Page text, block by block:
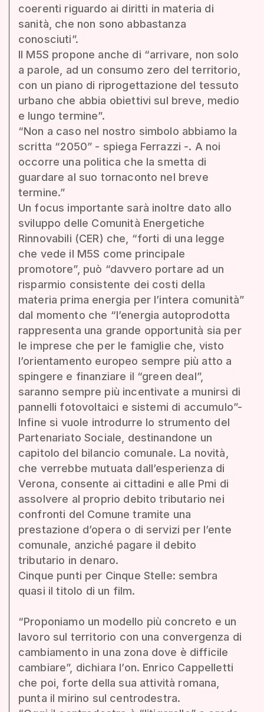
coerenti riguardo ai diritti in materia di
sanità, che non sono abbastanza
conosciuti”.
Il M5S propone anche di “arrivare, non solo
a parole, ad un consumo zero del territorio,
con un piano di riprogettazione del tessuto
urbano che abbia obiettivi sul breve, medio
e lungo termine”.
“Non a caso nel nostro simbolo abbiamo la
scritta “2050” - spiega Ferrazzi -. A noi
occorre una politica che la smetta di
guardare al suo tornaconto nel breve
termine.”
Un focus importante sarà inoltre dato allo
sviluppo delle Comunità Energetiche
Rinnovabili (CER) che, “forti di una legge
che vede il M5S come principale
promotore”, può “davvero portare ad un
risparmio consistente dei costi della
materia prima energia per l’intera comunità”
dal momento che “l’energia autoprodotta
rappresenta una grande opportunità sia per
le imprese che per le famiglie che, visto
l’orientamento europeo sempre più atto a
spingere e finanziare il “green deal”,
saranno sempre più incentivate a munirsi di
pannelli fotovoltaici e sistemi di accumulo”-
Infine si vuole introdurre lo strumento del
Partenariato Sociale, destinandone un
capitolo del bilancio comunale. La novità,
che verrebbe mutuata dall’esperienza di
Verona, consente ai cittadini e alle Pmi di
assolvere al proprio debito tributario nei
confronti del Comune tramite una
prestazione d’opera o di servizi per l’ente
comunale, anziché pagare il debito
tributario in denaro.
Cinque punti per Cinque Stelle: sembra
quasi il titolo di un film.
“Proponiamo un modello più concreto e un
lavoro sul territorio con una convergenza di
cambiamento in una zona dove è difficile
cambiare”, dichiara l’on. Enrico Cappelletti
che poi, forte della sua attività romana,
punta il mirino sul centrodestra.